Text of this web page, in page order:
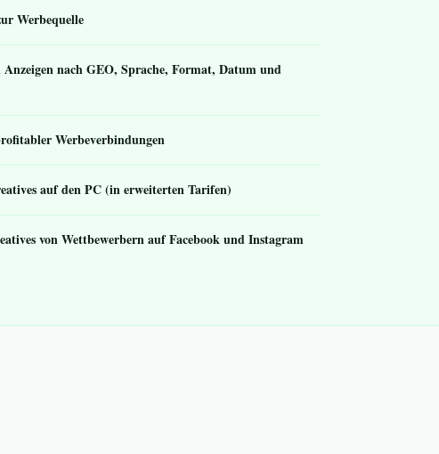
Werbequelle
nach GEO, Sprache, Format, Datum und
Werbeverbindungen
auf den PC (in erweiterten Tarifen)
von Wettbewerbern auf Facebook und Instagram